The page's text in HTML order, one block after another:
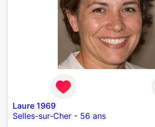
Laure 1969
Selles-sur-Cher - 56 ans